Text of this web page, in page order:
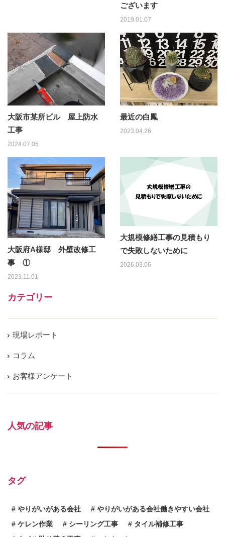
ございます
2019.01.07
大阪市某所ビル 屋上防水
工事
2024.07.05
最近の白鳳
2023.04.26
大阪府A様邸 外壁改修工
事 ①
2023.11.01
大規模修繕工事の見積もり
で失敗しないために
2026.03.06
カテゴリー
現場レポート
コラム
お客様アンケート
人気の記事
タグ
やりがいがある会社
やりがいがある会社働きやすい会社
ケレン作業
シーリング工事
タイル補修工事